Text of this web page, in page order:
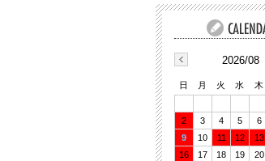
2026/08
日 月 火 水 木
2
3 4 5 6
9
10 11 12 13
16
17 18 19 20